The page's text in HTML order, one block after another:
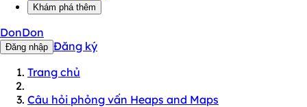
Khám phá thêm
DonDon
Đăng nhập Đăng ký
Trang chủ
Câu hỏi phỏng vấn Heaps and Maps